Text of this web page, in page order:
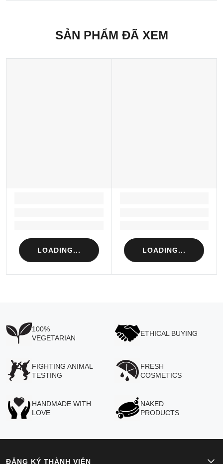
SẢN PHẨM ĐÃ XEM
LOADING... LOADING...
100%
VEGETARIAN
ETHICAL BUYING
FIGHTING ANIMAL
TESTING
FRESH
COSMETICS
HANDMADE WITH
LOVE
NAKED
PRODUCTS
ĐĂNG KÝ THÀNH VIÊN